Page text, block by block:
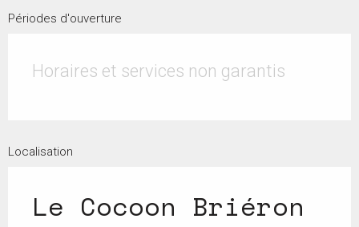
Périodes d'ouverture
Horaires et services non garantis
Localisation
Le Cocoon Briéron